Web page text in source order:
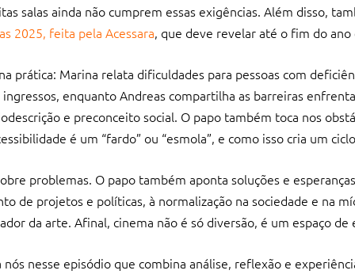
salas ainda não cumprem essas exigências. Além disso,
2025, feita pela Acessara, que deve revelar até o fim do
prática: Marina relata dificuldades para pessoas com
enquanto Andreas compartilha as barreiras
e preconceito social. O papo também toca nos
é um “fardo” ou “esmola”, e como isso cria um
problemas. O papo também aponta soluções e
de projetos e políticas, à normalização na sociedade e na
da arte. Afinal, cinema não é só diversão, é um espaço
nesse episódio que combina análise, reflexão e